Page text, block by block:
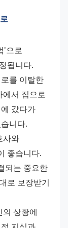
'으로
됩니다.
를 이탈한
에서 집으로
갔다가
니다.
사와
좋습니다.
되는 중요한
로 보장받기
의 상황에